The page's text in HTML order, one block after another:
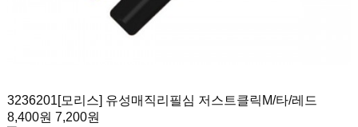
3236201[모리스] 유성매직리필심 저스트클릭M/타/레드
8,400원 7,200원